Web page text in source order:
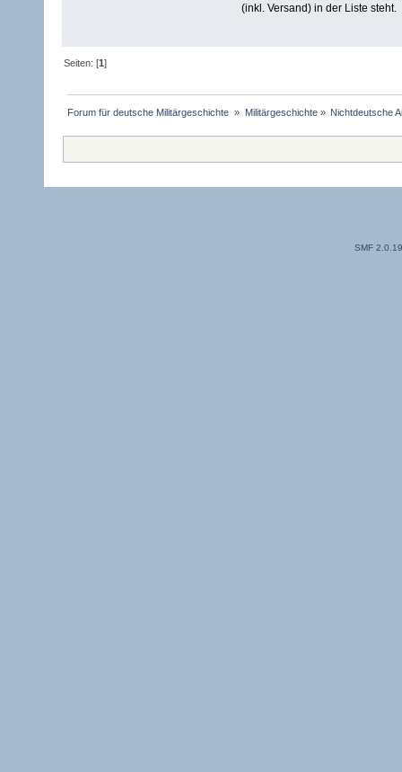
(inkl. Versand) in der Liste steht.
Seiten: [1]
Forum für deutsche Militärgeschichte » Militärgeschichte» Nichtdeutsche
SMF 2.0.19